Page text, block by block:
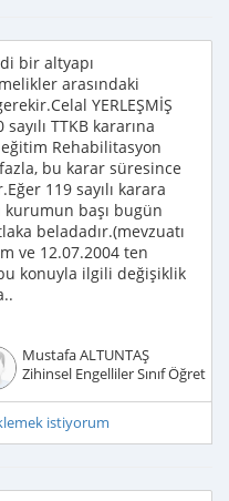
bir altyapı
arasındaki
YERLEŞMİŞ
TTKB kararına
Rehabilitasyon
bu karar süresince
119 sayılı karara
kurumun başı bugün
beladadır.(mevzuatı
ve 12.07.2004 ten
konuyla ilgili değişiklik
Mustafa ALTUNTAŞ
Zihinsel Engelliler Sınıf
istiyorum